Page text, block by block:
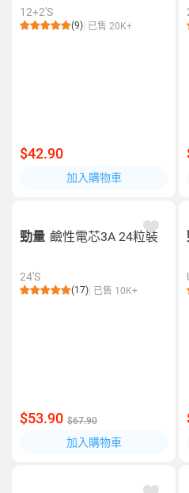
12+2'S
(9) 已售 20K+
$42.90
加入購物車
勁量 鹼性電芯3A 24粒裝
24'S
(17) 已售 10K+
$53.90 $67.90
加入購物車